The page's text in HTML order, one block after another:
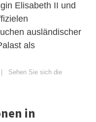
Elisabeth II und
ausländischer
als
Sehen Sie sich die
in